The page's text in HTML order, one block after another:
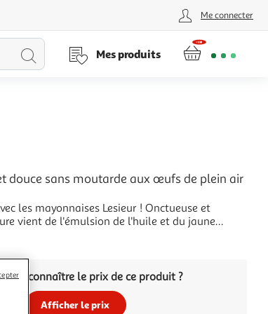
Me connecter
Lancer
Mes produits
douce sans moutarde aux œufs de plein air
les mayonnaises Lesieur ! Onctueuse et
vient de l'émulsion de l'huile et du jaune
une recette délicate et sans moutarde, pour une
bouche. Elle existe en pot verre, en tube et en
bas",
connaître le prix de ce produit ?
Afficher le prix